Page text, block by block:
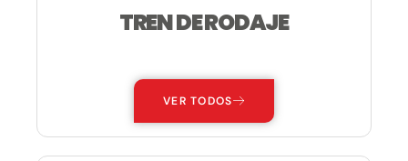
TREN DE RODAJE
VER TODOS